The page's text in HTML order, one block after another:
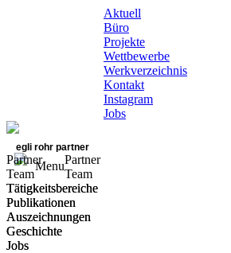
Aktuell
Büro
Projekte
Wettbewerbe
Werkverzeichnis
Kontakt
Instagram
Jobs
egli rohr partner
Menu
Partner
Team
Tätigkeitsbereiche
Publikationen
Auszeichnungen
Geschichte
Jobs
Partner
Team
Tätigkeitsbereiche
Publikationen
Auszeichnungen
Geschichte
Jobs